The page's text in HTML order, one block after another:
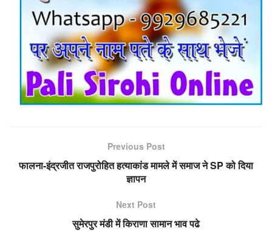
Previous Post
फालना-इंद्रजीत राजपुरोहित हत्याकांड मामले में समाज ने SP को दिया
ज्ञापन
Next Post
सुमेरपुर मंडी में किराणा सामान भाव पढे